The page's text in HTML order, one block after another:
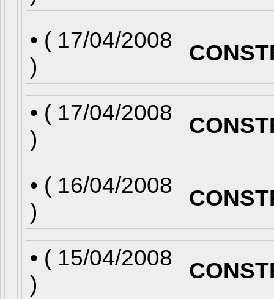
• ( 17/04/2008
)
• ( 17/04/2008
)
• ( 16/04/2008
)
• ( 15/04/2008
)